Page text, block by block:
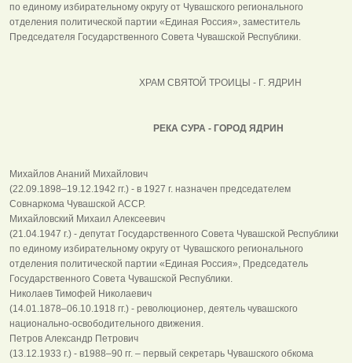
по единому избирательному округу от Чувашского регионального
отделения политической партии «Единая Россия», заместитель
Председателя Государственного Совета Чувашской Республики.
ХРАМ СВЯТОЙ ТРОИЦЫ - Г. ЯДРИН
РЕКА СУРА - ГОРОД ЯДРИН
Михайлов Ананий Михайлович
(22.09.1898–19.12.1942 гг.) - в 1927 г. назначен председателем
Совнаркома Чувашской АССР.
Михайловский Михаил Алексеевич
(21.04.1947 г.) - депутат Государственного Совета Чувашской Республики
по единому избирательному округу от Чувашского регионального
отделения политической партии «Единая Россия», Председатель
Государственного Совета Чувашской Республики.
Николаев Тимофей Николаевич
(14.01.1878–06.10.1918 гг.) - революционер, деятель чувашского
национально-освободительного движения.
Петров Александр Петрович
(13.12.1933 г.) - в1988–90 гг. – первый секретарь Чувашского обкома